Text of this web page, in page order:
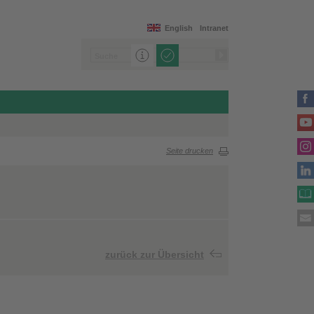
Intranet
English
Seite drucken
zurück zur Übersicht